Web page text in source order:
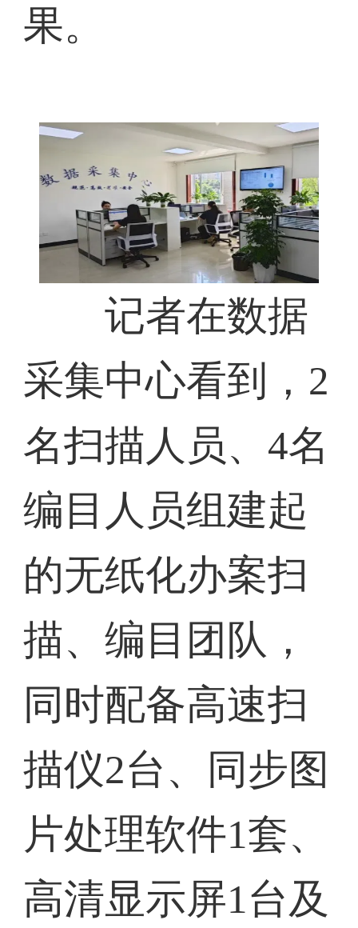
果。
记者在数据
采集中心看到，2
名扫描人员、4名
编目人员组建起
的无纸化办案扫
描、编目团队，
同时配备高速扫
描仪2台、同步图
片处理软件1套、
高清显示屏1台及